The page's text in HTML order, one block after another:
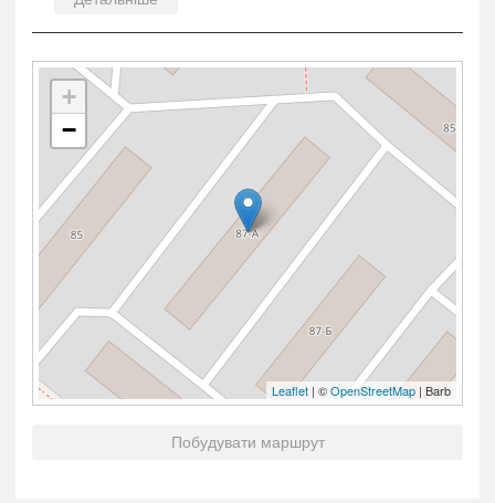
+
−
Leaflet | ©OpenStreetMap | Barb
Побудувати маршрут